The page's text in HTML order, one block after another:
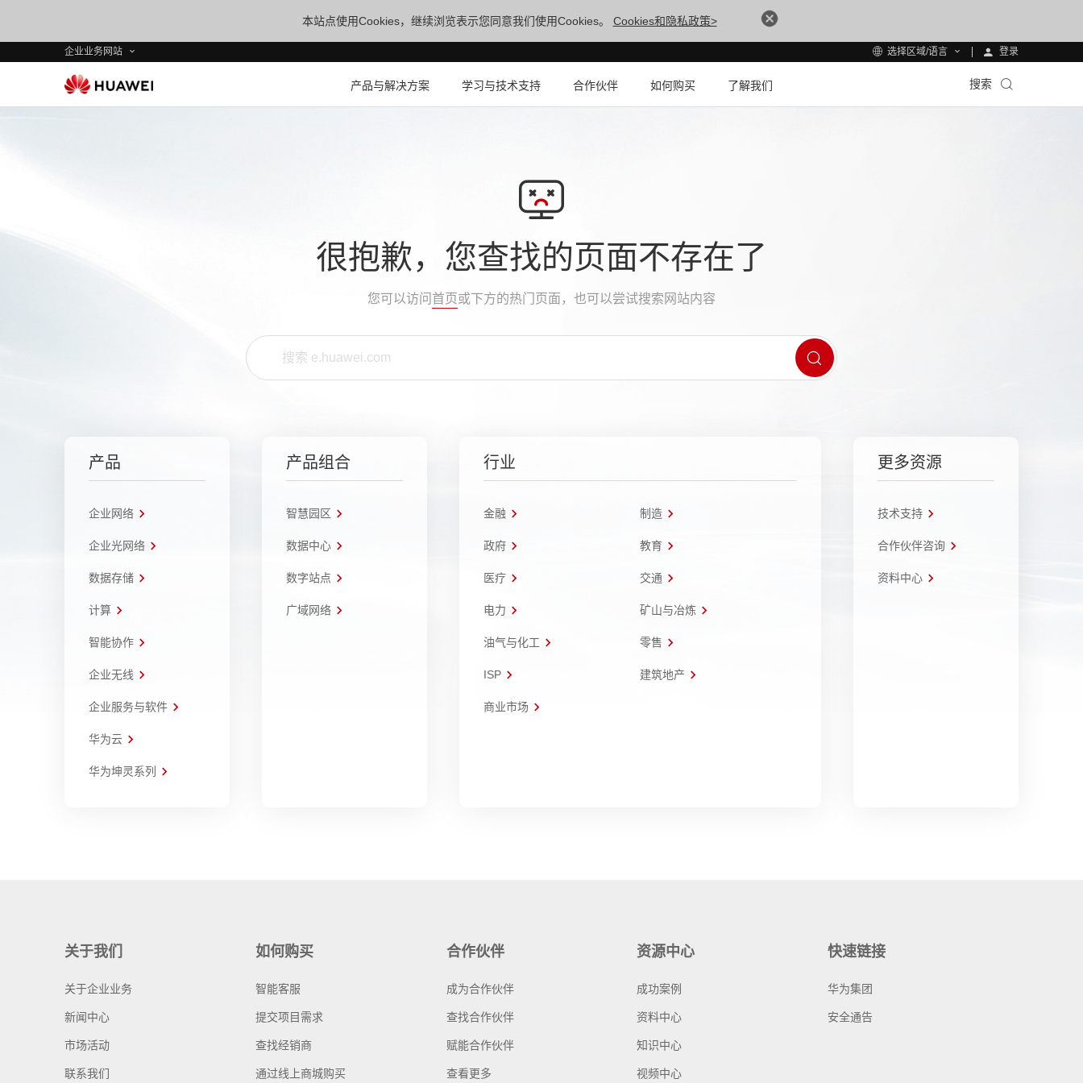
本站点使用Cookies，继续浏览表示您同意我们使用Cookies。 Cookies和隐私政策>
企业业务网站 选择区域/语言 登录
产品与解决方案 学习与技术支持 合作伙伴 如何购买 了解我们 搜索
很抱歉，您查找的页面不存在了
您可以访问 首页或下方的热门页面，也可以尝试搜索网站内容
产品
企业网络
企业光网络
数据存储
计算
智能协作
企业无线
企业服务与软件
华为云
华为坤灵系列
产品组合
智慧园区
数据中心
数字站点
广域网络
行业
金融 制造
政府 教育
医疗 交通
电力 矿山与冶炼
油气与化工 零售
ISP 建筑地产
商业市场
更多资源
技术支持
合作伙伴咨询
资料中心
关于我们
关于企业业务
新闻中心
市场活动
联系我们
如何购买
智能客服
提交项目需求
查找经销商
通过线上商城购买
合作伙伴
成为合作伙伴
查找合作伙伴
赋能合作伙伴
查看更多
资源中心
成功案例
资料中心
知识中心
视频中心
快速链接
华为集团
安全通告